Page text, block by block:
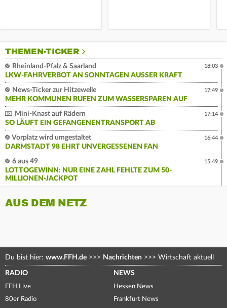
THEMEN-TICKER
Rheinland-Pfalz & Saarland
LKW-FAHRVERBOT AN SONNTAGEN AUSSER KRAFT
18:03
News-Ticker zur Hitzewelle
MEHR KOMMUNEN RUFEN ZUM WASSERSPAREN AUF
17:49
Mini-Knast auf Rädern
SO LÄUFT EIN GEFANGENENTRANSPORT AB
17:14
Vorplatz wird umgestaltet
DARMSTADT 98 EHRT UNVERGESSENEN FAN
16:44
6 aus 49
LOTTOGEWINN: NUR EINE ZAHL FEHLTE ZUM 50-
MILLIONEN-JACKPOT
15:49
AUS DEM NETZ
Du bist hier: www.FFH.de >>> Nachrichten >>> Wirtschaft aktuell
RADIO
FFH Live
80er Radio
NEWS
Hessen News
Frankfurt News